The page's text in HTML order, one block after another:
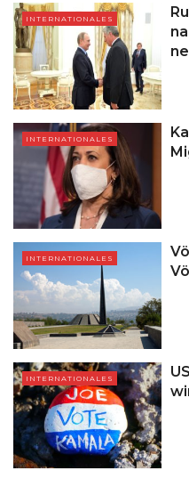
INTERNATIONALES
INTERNATIONALES
INTERNATIONALES
INTERNATIONALES